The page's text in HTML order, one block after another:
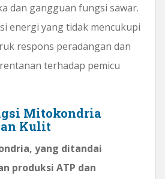
dan gangguan fungsi sawar.
energi yang tidak mencukupi
respons peradangan dan
terhadap pemicu
Mitokondria
Kulit
yang ditandai
produksi ATP dan